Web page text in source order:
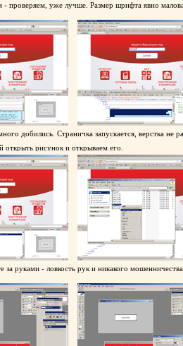
- проверяем, уже лучше. Размер шрифта явно
добились. Страничка запускается, верстка не
открыть рисунок и открываем его.
за руками - ловкость рук и никакого